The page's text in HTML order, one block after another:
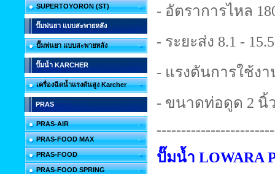
SUPERTOYORON (ST)
ปั๊มพ่นยา แบบสะพายหลัง
ปั๊มพ่นยา แบบสะพายหลัง
ปั๊มน้ำ KARCHER
เครื่องฉีดน้ำแรงดันสูง Karcher
PRAS
PRAS-AIR
PRAS-FOOD MAX
PRAS-FOOD
PRAS-FOOD SPRING
- อัตราการไหล
- ระยะส่ง 8.1 -
- แรงดันการใช้งา
- ขนาดท่อดูด 2 นิ้
ปั๊มน้ำ LOWARA